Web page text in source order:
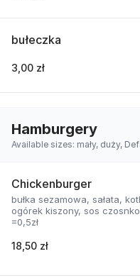
bułeczka
3,00 zł
Hamburgery
Available sizes: mały, duży,
Chickenburger
bułka sezamowa, sałata,
ogórek kiszony, sos
=0,5zł
18,50 zł